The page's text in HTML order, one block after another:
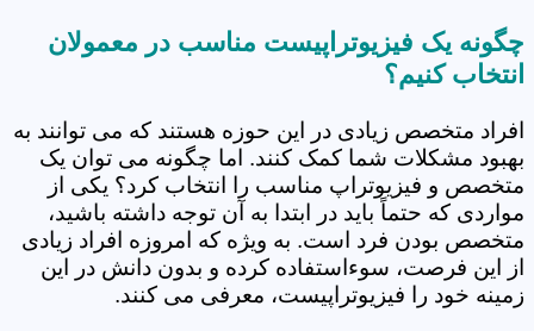
چگونه یک فیزیوتراپیست مناسب در معمولان
انتخاب کنیم؟
افراد متخصص زیادی در این حوزه هستند که می توانند به
بهبود مشکلات شما کمک کنند. اما چگونه می توان یک
متخصص و فیزیوتراپ مناسب را انتخاب کرد؟ یکی از
مواردی که حتماً باید در ابتدا به آن توجه داشته باشید،
متخصص بودن فرد است. به ویژه که امروزه افراد زیادی
از این فرصت، سوءاستفاده کرده و بدون دانش در این
زمینه خود را فیزیوتراپیست، معرفی می کنند.